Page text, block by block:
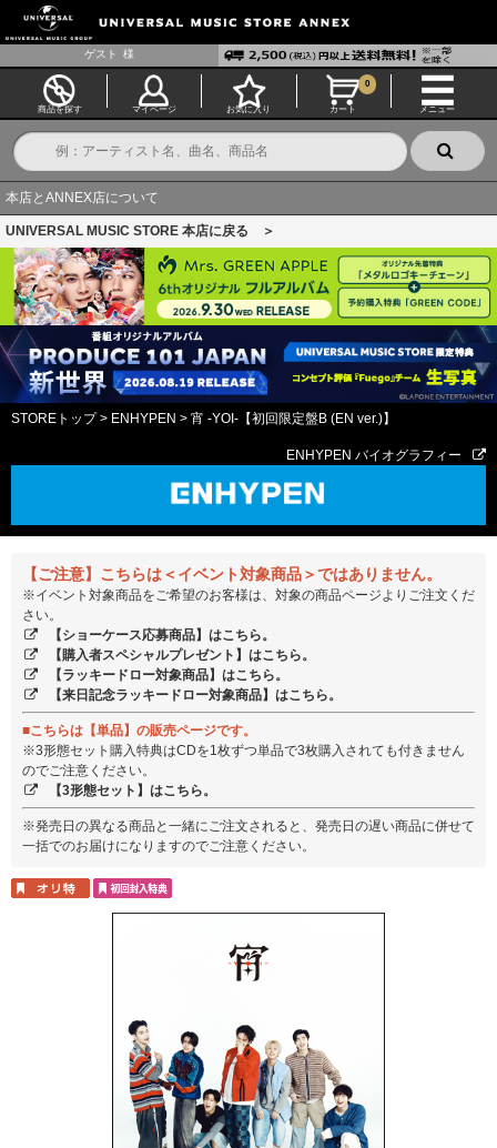
ゲスト 様
商品を探す マイページ お気に入り カート
0
メニュー
本店とANNEX店について
UNIVERSAL MUSIC STORE 本店に戻る ＞
STOREトップ> ENHYPEN > 宵 -YOI-【初回限定盤B (EN ver.)】
ENHYPEN バイオグラフィー
【ご注意】こちらは＜イベント対象商品＞ではありません。
※イベント対象商品をご希望のお客様は、対象の商品ページよりご注文くだ
さい。
【ショーケース応募商品】はこちら。
【購入者スペシャルプレゼント】はこちら。
【ラッキードロー対象商品】はこちら。
【来日記念ラッキードロー対象商品】はこちら。
■こちらは【単品】の販売ページです。
※3形態セット購入特典はCDを1枚ずつ単品で3枚購入されても付きません
のでご注意ください。
【3形態セット】はこちら。
※発売日の異なる商品と一緒にご注文されると、発売日の遅い商品に併せて
一括でのお届けになりますのでご注意ください。